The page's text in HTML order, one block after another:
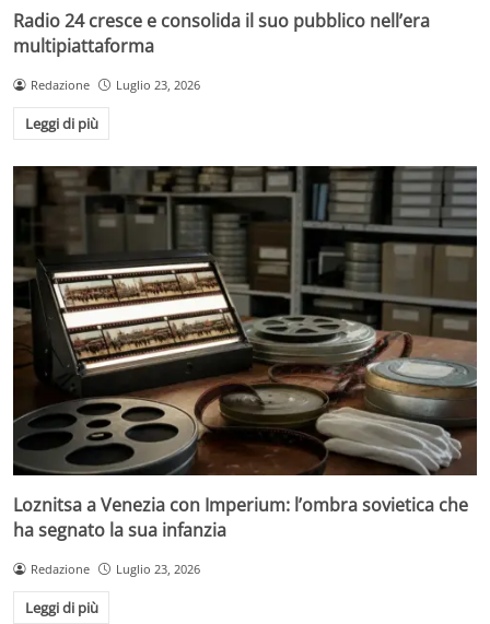
Radio 24 cresce e consolida il suo pubblico nell’era
multipiattaforma
Redazione Luglio 23, 2026
Leggi di più
Loznitsa a Venezia con Imperium: l’ombra sovietica che
ha segnato la sua infanzia
Redazione Luglio 23, 2026
Leggi di più